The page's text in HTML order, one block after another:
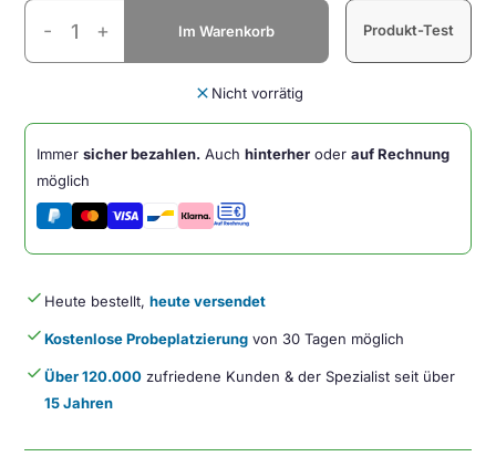
Easy
PC
Halterung
- + Im Warenkorb Produkt-Test
close Nicht vorrätig
Immersicher bezahlen. Auchhinterher oderauf Rechnung
möglich
done Heute bestellt,heute versendet
doneKostenlose Probeplatzierung von 30 Tagen möglich
doneÜber 120.000 zufriedene Kunden & der Spezialist seit über
15 Jahren